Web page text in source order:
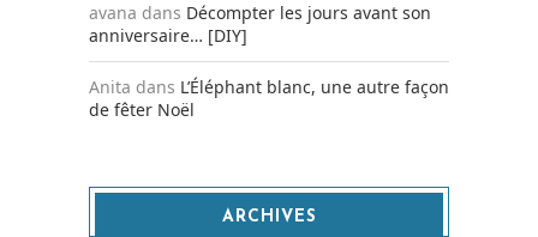
avana dans Décompter les jours avant son
anniversaire… [DIY]
Anita dans L’Éléphant blanc, une autre façon
de fêter Noël
ARCHIVES